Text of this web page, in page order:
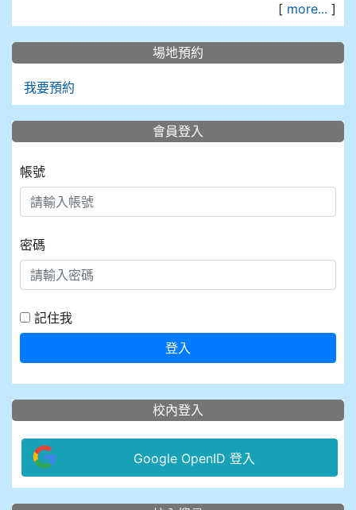
[ more... ]
場地預約
我要預約
會員登入
帳號
密碼
記住我
登入
校內登入
Google OpenID 登入